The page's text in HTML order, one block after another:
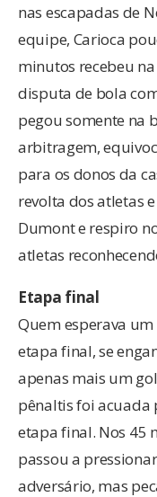
nas escapadas de
equipe, Carioca
minutos recebeu
disputa de bola
pegou somente na
arbitragem,
para os donos da
revolta dos atletas
Dumont e respiro
atletas
Etapa final
Quem esperava
etapa final, se
apenas mais um
pênaltis foi acuada
etapa final. Nos 45
passou a
adversário, mas